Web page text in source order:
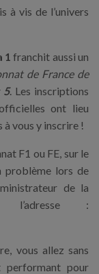
à vis de l’univers
1 franchit aussi un
de France de
5. Les inscriptions
ont lieu
à vous y inscrire !
F1 ou FE, sur le
problème lors de
de la
:
vous allez sans
performant pour